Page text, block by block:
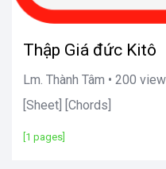
Thập Giá đức Kitô
Lm. Thành Tâm • 200
[Sheet] [Chords]
[1 pages]